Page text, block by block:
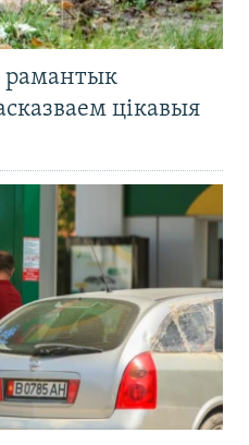
рамантык
цікавыя